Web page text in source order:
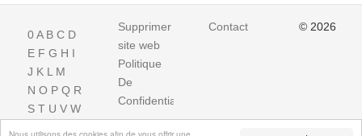
0A B C D
E F G H I
J K L M
N O P Q R
S T U V W
Supprimer
site web
Politique
De
Confidentialite
Contact © 2026